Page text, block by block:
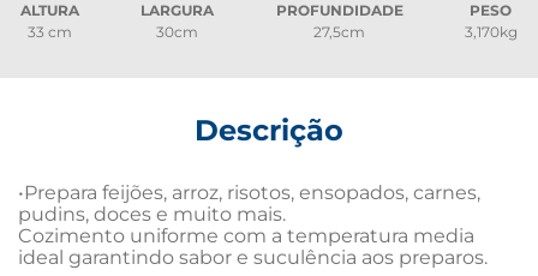
ALTURA
33 cm
LARGURA
30cm
PROFUNDIDADE
27,5cm
PESO
3,170kg
Descrição
•Prepara feijões, arroz, risotos, ensopados, carnes,
pudins, doces e muito mais.
Cozimento uniforme com a temperatura media
ideal garantindo sabor e suculência aos preparos.